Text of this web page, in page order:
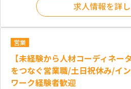
求人情報を詳
営業
【未経験から人材コーディネー
をつなぐ営業職/土日祝休み/イ
ワーク経験者歓迎